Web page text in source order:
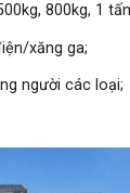
800kg, 1
xăng ga;
người các loại;